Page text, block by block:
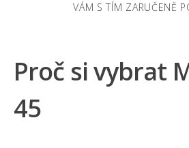
VÁM S TÍM ZARUČENĚ
Proč si vybrat
45